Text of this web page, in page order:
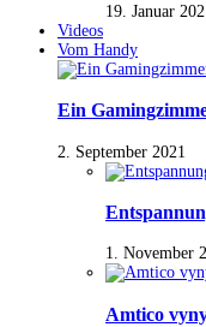
19. Januar
Videos
Vom Handy
Ein
2. September 2021
1. November
Amtico